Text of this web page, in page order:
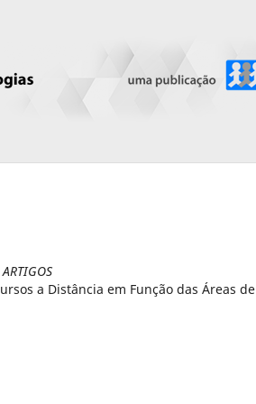
a Distância em Função das Áreas de